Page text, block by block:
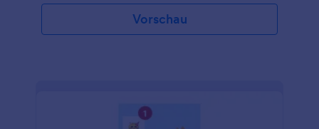
Vorschau